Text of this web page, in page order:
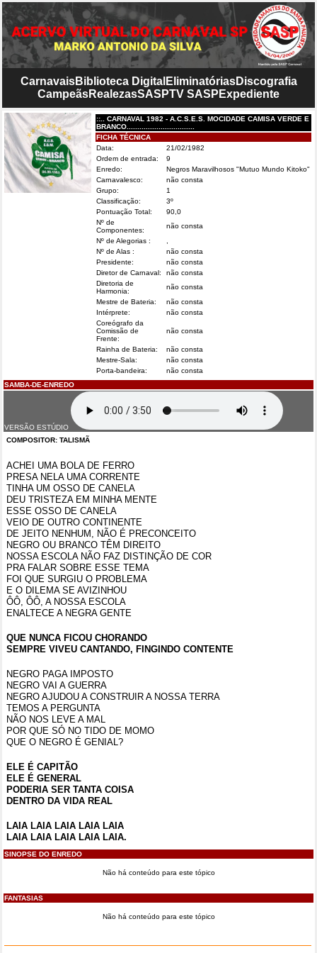
CarnavaisBiblioteca Digital EliminatóriasDiscografia
CampeãsRealezasSASPTV SASP Expediente
::.. CARNAVAL 1982 - A.C.S.E.S. MOCIDADE CAMISA VERDE E
BRANCO................................
FICHA TÉCNICA
Data:
21/02/1982
Ordem de entrada:
9
Enredo:
Negros Maravilhosos "Mutuo Mundo Kitoko"
Carnavalesco:
não consta
Grupo:
1
Classificação:
3º
Pontuação Total:
90,0
Nº de
Componentes:
não consta
Nº de Alegorias :
Nº de Alas :
não consta
Presidente:
não consta
Diretor de Carnaval:
não consta
Diretoria de
Harmonia:
não consta
Mestre de Bateria:
não consta
Intérprete:
não consta
Coreógrafo da
Comissão de
Frente:
não consta
Rainha de Bateria:
não consta
Mestre-Sala:
não consta
Porta-bandeira:
não consta
SAMBA-DE-ENREDO
VERSÃO ESTÚDIO
COMPOSITOR: TALISMÃ
ACHEI UMA BOLA DE FERRO
PRESA NELA UMA CORRENTE
TINHA UM OSSO DE CANELA
DEU TRISTEZA EM MINHA MENTE
ESSE OSSO DE CANELA
VEIO DE OUTRO CONTINENTE
DE JEITO NENHUM, NÃO É PRECONCEITO
NEGRO OU BRANCO TÊM DIREITO
NOSSA ESCOLA NÃO FAZ DISTINÇÃO DE COR
PRA FALAR SOBRE ESSE TEMA
FOI QUE SURGIU O PROBLEMA
E O DILEMA SE AVIZINHOU
ÔÔ, ÔÔ, A NOSSA ESCOLA
ENALTECE A NEGRA GENTE
QUE NUNCA FICOU CHORANDO
SEMPRE VIVEU CANTANDO, FINGINDO CONTENTE
NEGRO PAGA IMPOSTO
NEGRO VAI A GUERRA
NEGRO AJUDOU A CONSTRUIR A NOSSA TERRA
TEMOS A PERGUNTA
NÃO NOS LEVE A MAL
POR QUE SÓ NO TIDO DE MOMO
QUE O NEGRO É GENIAL?
ELE É CAPITÃO
ELE É GENERAL
PODERIA SER TANTA COISA
DENTRO DA VIDA REAL
LAIA LAIA LAIA LAIA LAIA
LAIA LAIA LAIA LAIA LAIA.
SINOPSE DO ENREDO
Não há conteúdo para este tópico
FANTASIAS
Não há conteúdo para este tópico